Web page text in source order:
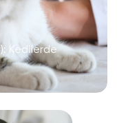
Kedilerde